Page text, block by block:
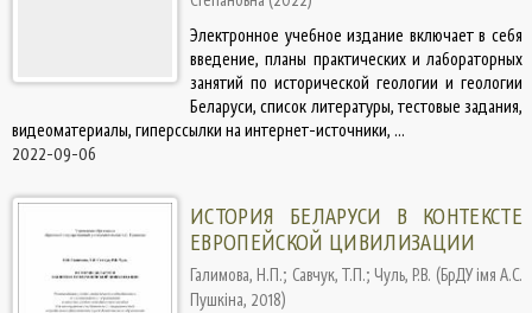
Электронное учебное издание включает в себя
введение, планы практических и лабораторных
занятий по исторической геологии и геологии
Беларуси, список литературы, тестовые задания,
видеоматериалы, гиперссылки на интернет-источники, ...
2022-09-06
ИСТОРИЯ БЕЛАРУСИ В КОНТЕКСТЕ
ЕВРОПЕЙСКОЙ ЦИВИЛИЗАЦИИ
Галимова, Н.П.; Савчук, Т.П.; Чуль, Р.В. (БрДУ імя А.С.
Пушкіна, 2018)